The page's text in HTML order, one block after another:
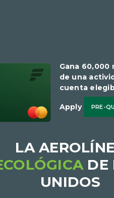
Gana 60,000
de una
cuenta
Apply PRE-
LA
DE
UNIDOS​​​​​​​